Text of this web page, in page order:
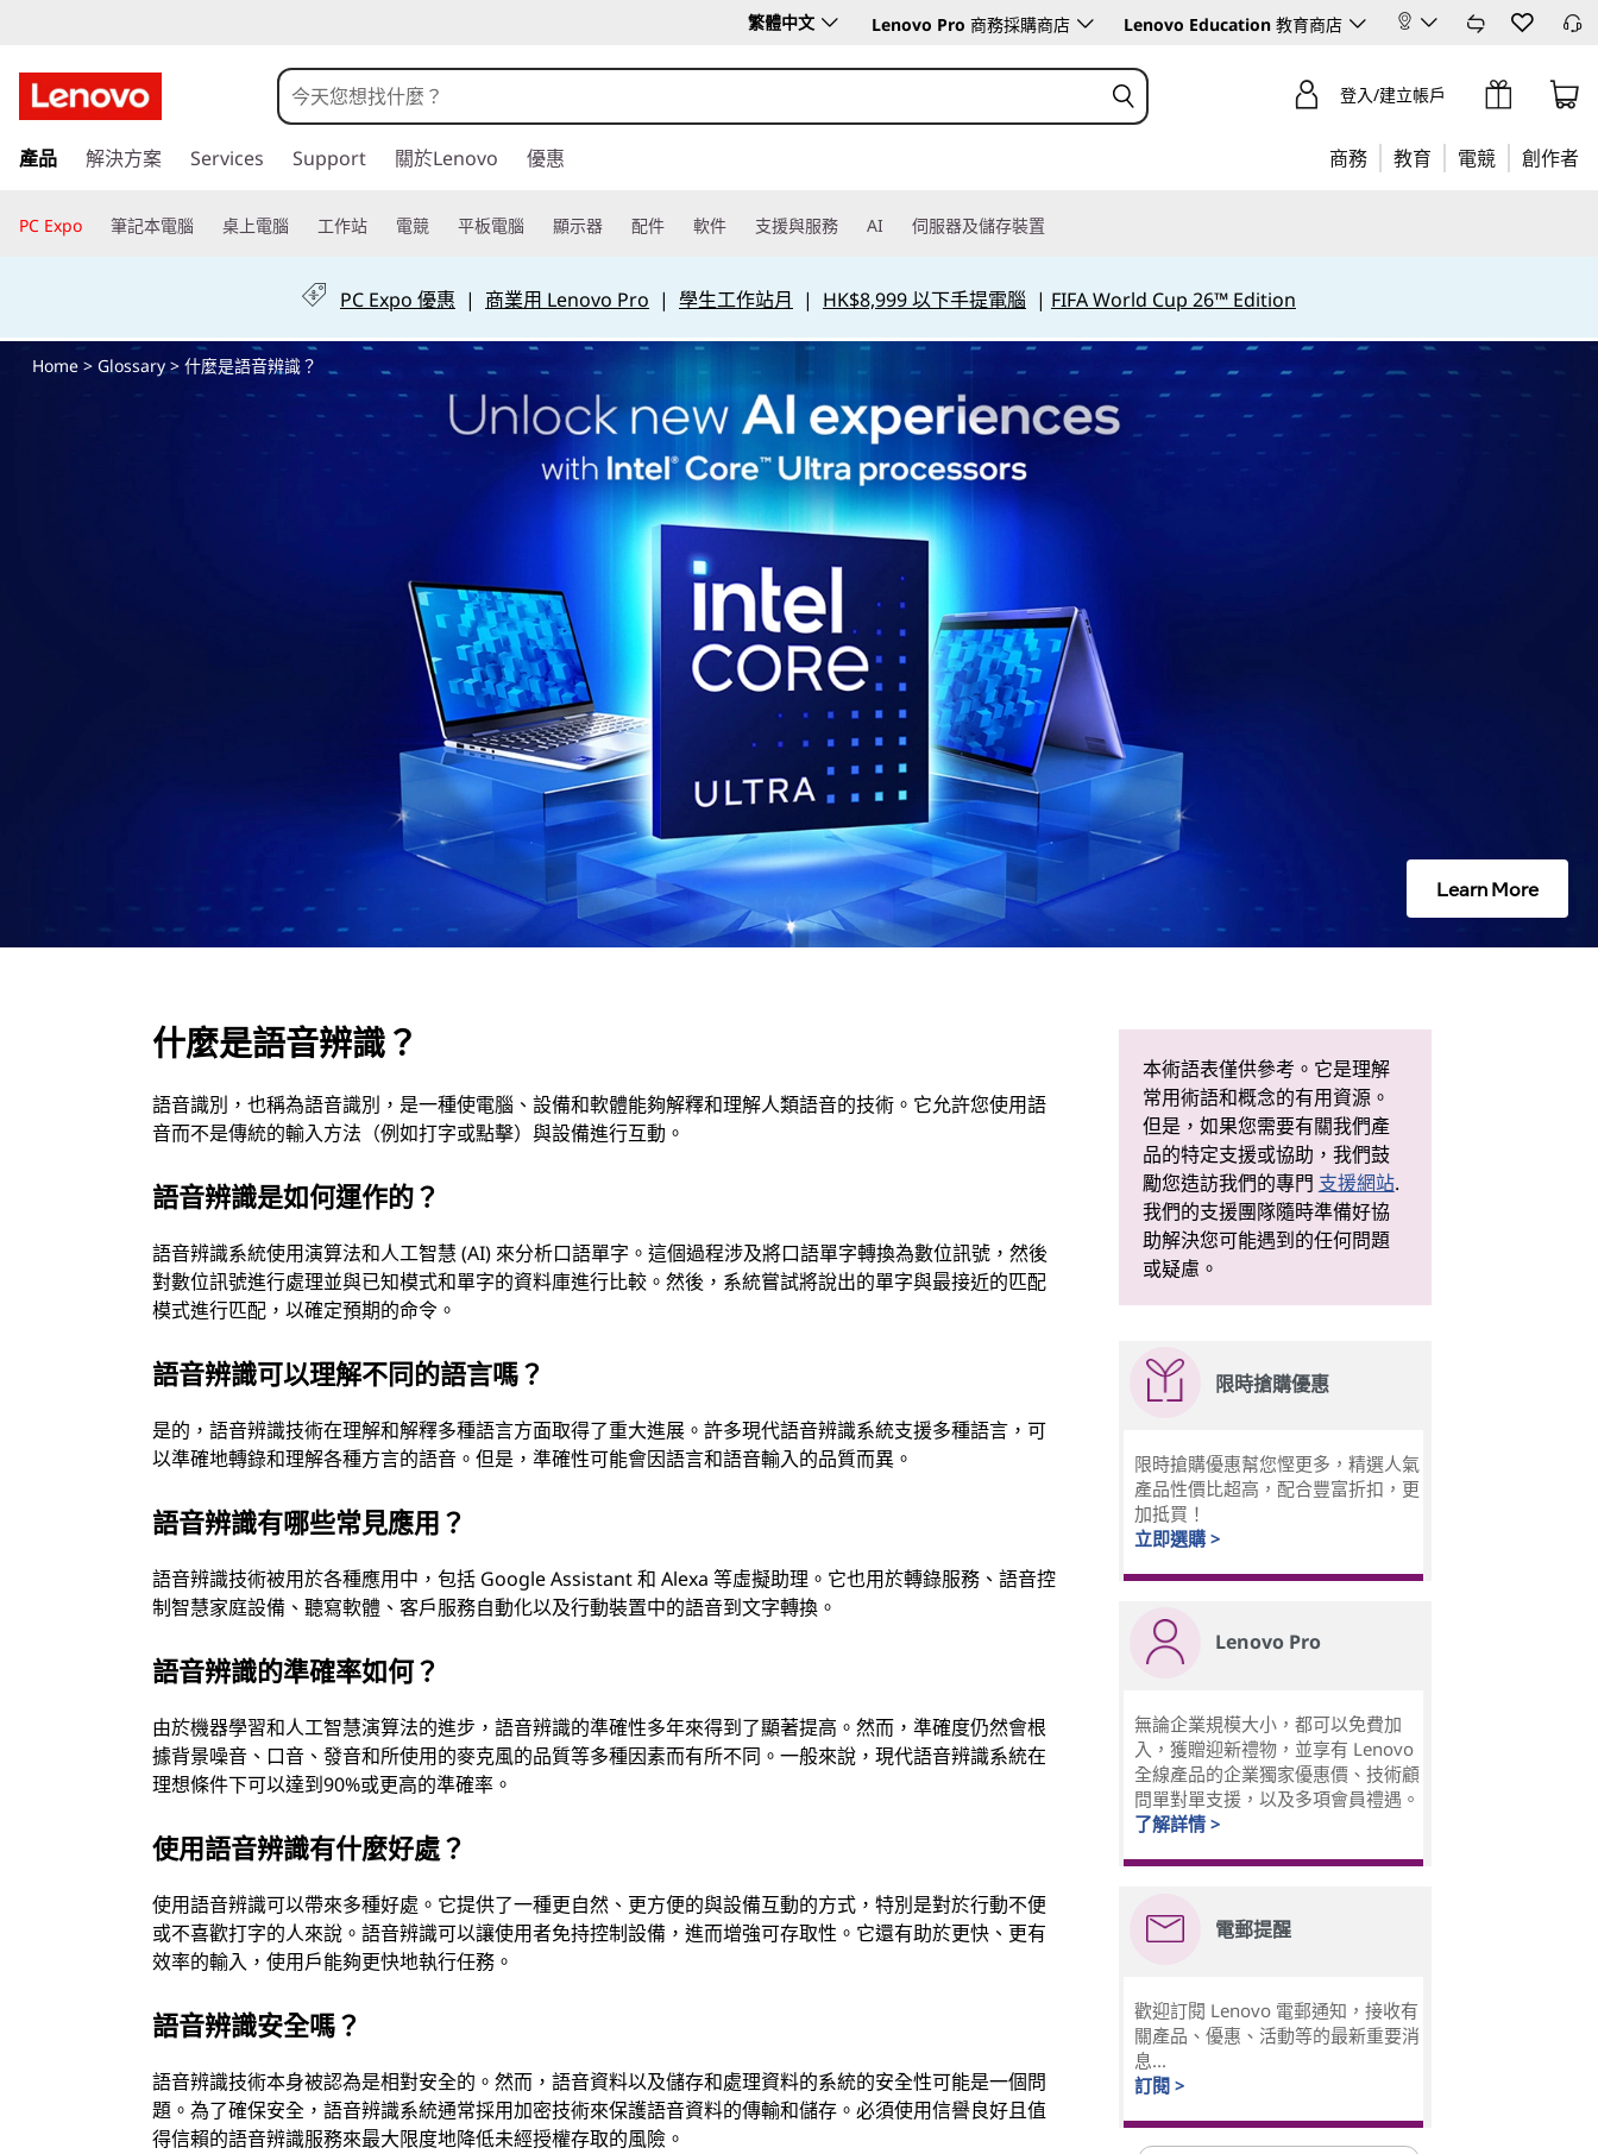
麼
是
音
識
繁體中文 Lenovo Pro 商務採購商店 Lenovo Education 教育商店
至
要
登入/建立帳戶
產品 解決方案 Services Support 關於Lenovo 優惠 商務 教育 電競 創作者
PC Expo 筆記本電腦 桌上電腦 工作站 電競 平板電腦 顯示器 配件 軟件 支援與服務 AI 伺服器及儲存裝置
PC Expo 優惠 | 商業用 Lenovo Pro | 學生工作站月 | HK$8,999 以下手提電腦 | FIFA World Cup 26™ Edition
Home> Glossary> 什麼是語音辨識？
Learn More
什麼是語音辨識？
語音識別，也稱為語音識別，是一種使電腦、設備和軟體能夠解釋和理解人類語音的技術。它允許您使用語
音而不是傳統的輸入方法（例如打字或點擊）與設備進行互動。
語音辨識是如何運作的？
語音辨識系統使用演算法和人工智慧 (AI) 來分析口語單字。這個過程涉及將口語單字轉換為數位訊號，然後
對數位訊號進行處理並與已知模式和單字的資料庫進行比較。然後，系統嘗試將說出的單字與最接近的匹配
模式進行匹配，以確定預期的命令。
語音辨識可以理解不同的語言嗎？
是的，語音辨識技術在理解和解釋多種語言方面取得了重大進展。許多現代語音辨識系統支援多種語言，可
以準確地轉錄和理解各種方言的語音。但是，準確性可能會因語言和語音輸入的品質而異。
語音辨識有哪些常見應用？
語音辨識技術被用於各種應用中，包括 Google Assistant 和 Alexa 等虛擬助理。它也用於轉錄服務、語音控
制智慧家庭設備、聽寫軟體、客戶服務自動化以及行動裝置中的語音到文字轉換。
語音辨識的準確率如何？
由於機器學習和人工智慧演算法的進步，語音辨識的準確性多年來得到了顯著提高。然而，準確度仍然會根
據背景噪音、口音、發音和所使用的麥克風的品質等多種因素而有所不同。一般來說，現代語音辨識系統在
理想條件下可以達到90%或更高的準確率。
使用語音辨識有什麼好處？
使用語音辨識可以帶來多種好處。它提供了一種更自然、更方便的與設備互動的方式，特別是對於行動不便
或不喜歡打字的人來說。語音辨識可以讓使用者免持控制設備，進而增強可存取性。它還有助於更快、更有
效率的輸入，使用戶能夠更快地執行任務。
語音辨識安全嗎？
語音辨識技術本身被認為是相對安全的。然而，語音資料以及儲存和處理資料的系統的安全性可能是一個問
題。為了確保安全，語音辨識系統通常採用加密技術來保護語音資料的傳輸和儲存。必須使用信譽良好且值
得信賴的語音辨識服務來最大限度地降低未經授權存取的風險。
本術語表僅供參考。它是理解
常用術語和概念的有用資源。
但是，如果您需要有關我們產
品的特定支援或協助，我們鼓
勵您造訪我們的專門 支援網站.
我們的支援團隊隨時準備好協
助解決您可能遇到的任何問題
或疑慮。
限時搶購優惠
限時搶購優惠幫您慳更多，精選人氣
產品性價比超高，配合豐富折扣，更
加抵買！
立即選購 >
Lenovo Pro
無論企業規模大小，都可以免費加
入，獲贈迎新禮物，並享有 Lenovo
全線產品的企業獨家優惠價、技術顧
問單對單支援，以及多項會員禮遇。
了解詳情 >
電郵提醒
歡迎訂閱 Lenovo 電郵通知，接收有
關產品、優惠、活動等的最新重要消
息...
訂閱 >